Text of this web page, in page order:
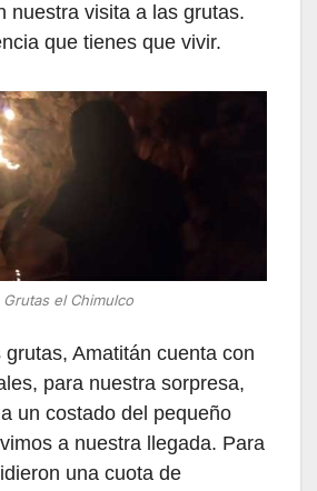
nuestra visita a las grutas.
que tienes que vivir.
Grutas el Chimulco
Amatitán cuenta con
para nuestra sorpresa,
un costado del pequeño
a nuestra llegada. Para
una cuota de